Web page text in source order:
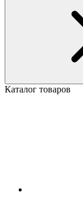
Каталог товаров